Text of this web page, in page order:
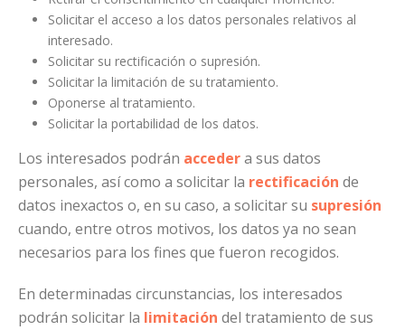
Solicitar el acceso a los datos personales relativos al
interesado.
Solicitar su rectificación o supresión.
Solicitar la limitación de su tratamiento.
Oponerse al tratamiento.
Solicitar la portabilidad de los datos.
Los interesados podrán accedera sus datos
personales, así como a solicitar la rectificación de
datos inexactos o, en su caso, a solicitar su supresión
cuando, entre otros motivos, los datos ya no sean
necesarios para los fines que fueron recogidos.
En determinadas circunstancias, los interesados
podrán solicitar la limitación del tratamiento de sus